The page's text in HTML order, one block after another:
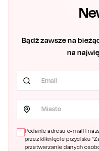
Bądź zawsze na
na
Miasto
Podanie adresu e-mail i
przez kliknięcie przycisku
przetwarzanie danych